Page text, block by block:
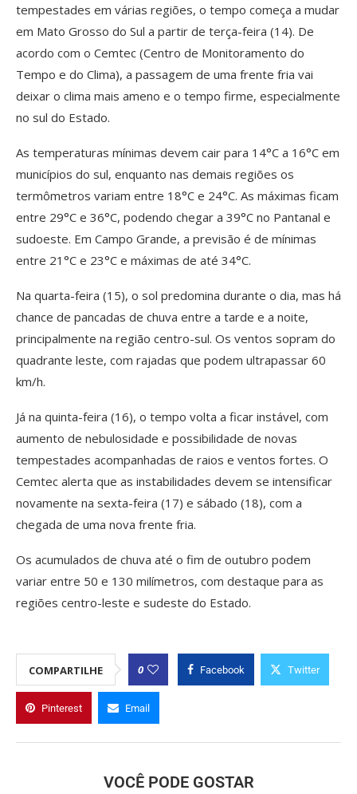
tempestades em várias regiões, o tempo começa a mudar
em Mato Grosso do Sul a partir de terça-feira (14). De
acordo com o Cemtec (Centro de Monitoramento do
Tempo e do Clima), a passagem de uma frente fria vai
deixar o clima mais ameno e o tempo firme, especialmente
no sul do Estado.
As temperaturas mínimas devem cair para 14°C a 16°C em
municípios do sul, enquanto nas demais regiões os
termômetros variam entre 18°C e 24°C. As máximas ficam
entre 29°C e 36°C, podendo chegar a 39°C no Pantanal e
sudoeste. Em Campo Grande, a previsão é de mínimas
entre 21°C e 23°C e máximas de até 34°C.
Na quarta-feira (15), o sol predomina durante o dia, mas há
chance de pancadas de chuva entre a tarde e a noite,
principalmente na região centro-sul. Os ventos sopram do
quadrante leste, com rajadas que podem ultrapassar 60
km/h.
Já na quinta-feira (16), o tempo volta a ficar instável, com
aumento de nebulosidade e possibilidade de novas
tempestades acompanhadas de raios e ventos fortes. O
Cemtec alerta que as instabilidades devem se intensificar
novamente na sexta-feira (17) e sábado (18), com a
chegada de uma nova frente fria.
Os acumulados de chuva até o fim de outubro podem
variar entre 50 e 130 milímetros, com destaque para as
regiões centro-leste e sudeste do Estado.
COMPARTILHE 0 Facebook Twitter
Pinterest Email
VOCÊ PODE GOSTAR